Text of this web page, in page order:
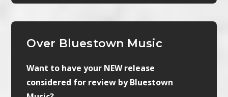
Over Bluestown Music
Want to have your NEW release
considered for review by Bluestown